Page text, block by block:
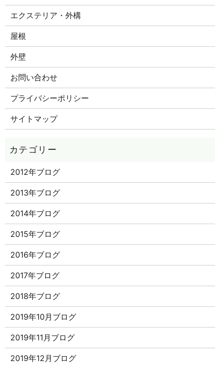
エクステリア・外構
屋根
外壁
お問い合わせ
プライバシーポリシー
サイトマップ
2012年ブログ
2013年ブログ
2014年ブログ
2015年ブログ
2016年ブログ
2017年ブログ
2018年ブログ
2019年10月ブログ
2019年11月ブログ
2019年12月ブログ